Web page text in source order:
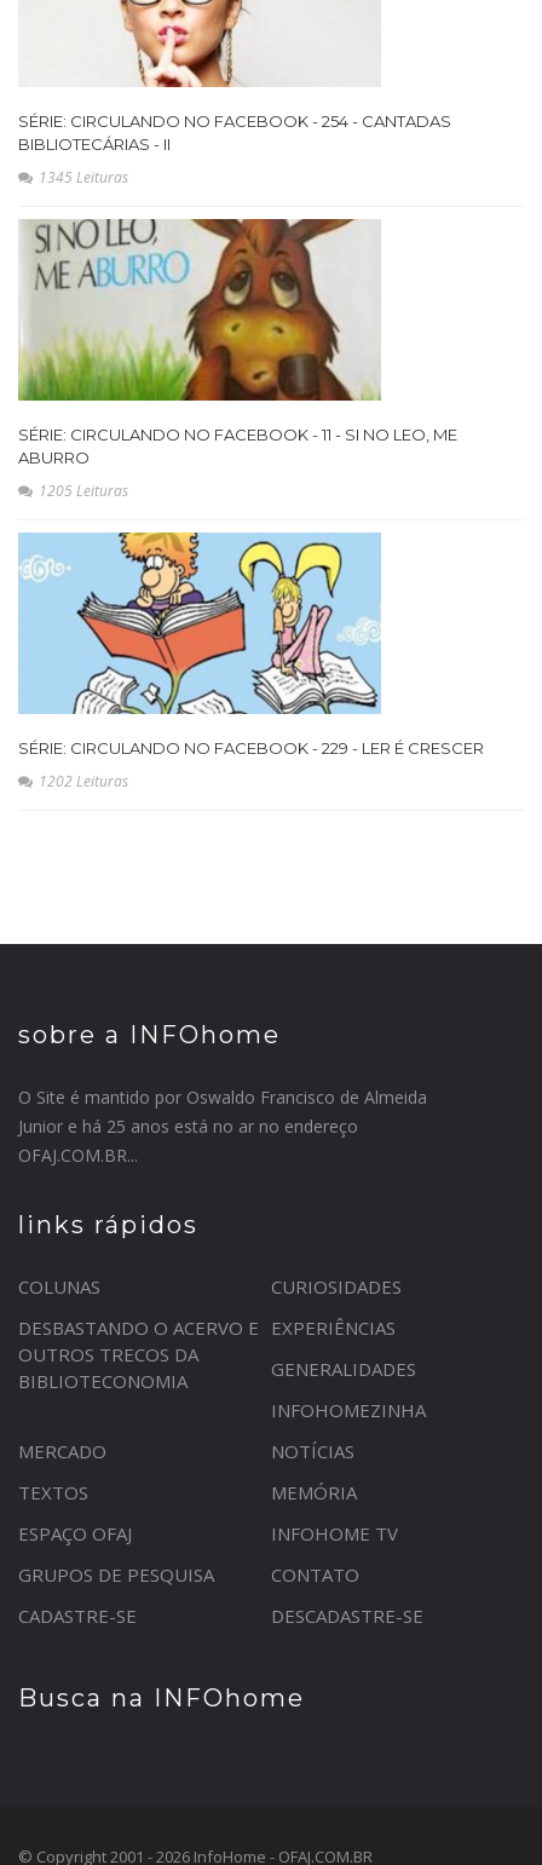
SÉRIE: CIRCULANDO NO FACEBOOK - 254 - CANTADAS
BIBLIOTECÁRIAS - II
1345 Leituras
SÉRIE: CIRCULANDO NO FACEBOOK - 11 - SI NO LEO, ME
ABURRO
1205 Leituras
SÉRIE: CIRCULANDO NO FACEBOOK - 229 - LER É CRESCER
1202 Leituras
sobre a INFOhome
O Site é mantido por Oswaldo Francisco de Almeida
Junior e há 25 anos está no ar no endereço
OFAJ.COM.BR...
links rápidos
COLUNAS
CURIOSIDADES
DESBASTANDO O ACERVO E
OUTROS TRECOS DA
BIBLIOTECONOMIA
EXPERIÊNCIAS
GENERALIDADES
INFOHOMEZINHA
MERCADO
NOTÍCIAS
TEXTOS
MEMÓRIA
ESPAÇO OFAJ
INFOHOME TV
GRUPOS DE PESQUISA
CONTATO
CADASTRE-SE
DESCADASTRE-SE
Busca na INFOhome
© Copyright 2001 - 2026 InfoHome - OFAJ.COM.BR